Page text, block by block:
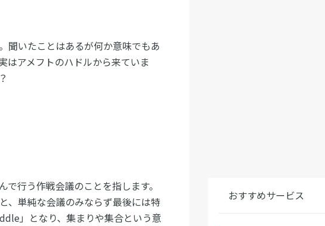
聞いたことはあるが何か意味でもあ
はアメフトのハドルから来ていま
行う作戦会議のことを指します。
、単純な会議のみならず最後には特
」となり、集まりや集合という意
おすすめサービス